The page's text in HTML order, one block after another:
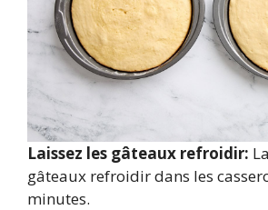
Laissez les gâteaux refroidir:
gâteaux refroidir dans les
minutes.